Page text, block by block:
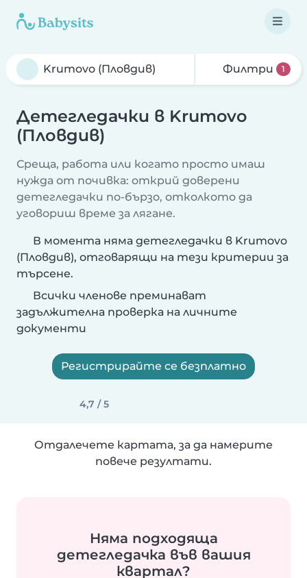
Филтри 1
Детегледачки в Krumovo
(Пловдив)
Среща, работа или когато просто имаш
нужда от почивка: открий доверени
детегледачки по-бързо, отколкото да
уговориш време за лягане.
В момента няма детегледачки в Krumovo
(Пловдив), отговарящи на тези критерии за
търсене.
Всички членове преминават
задължителна проверка на личните
документи
Регистрирайте се безплатно
4,7 / 5
Отдалечете картата, за да намерите
повече резултати.
Няма подходяща
детегледачка във вашия
квартал?